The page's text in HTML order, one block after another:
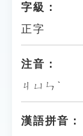
字級：
正字
注音：
ㄐㄩㄣˋ
漢語拼音：